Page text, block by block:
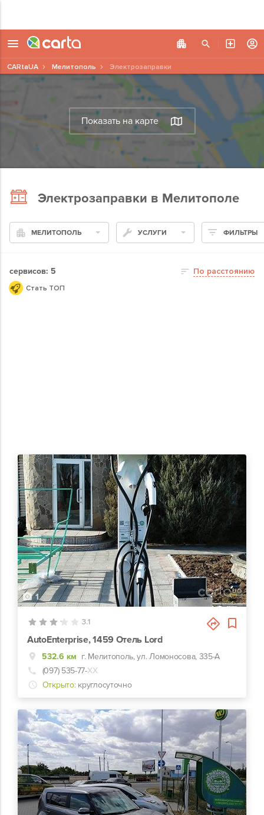
Показать на карте
CARtaUA Мелитополь Электрозаправки
Электрозаправки в Мелитополе
МЕЛИТОПОЛЬ УСЛУГИ ФИЛЬТРЫ
сервисов: 5 По расстоянию
Стать ТОП
1
3.1
AutoEnterprise, 1459 Отель Lord
532.6 км г. Мелитополь, ул. Ломоносова, 335-А
(097) 535-77-ХХ
Открыто: круглосуточно